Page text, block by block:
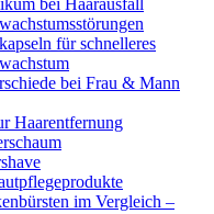
bei Haarausfall
für schnelleres
bei Frau & Mann
Haarentfernung
im Vergleich –